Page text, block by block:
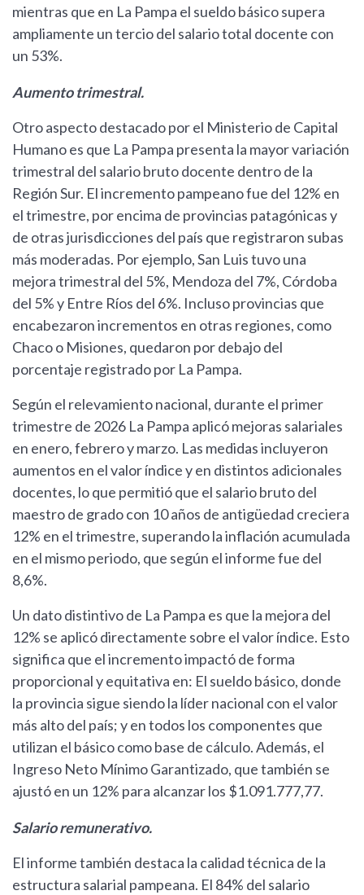
mientras que en La Pampa el sueldo básico supera
ampliamente un tercio del salario total docente con
un 53%.
Aumento trimestral.
Otro aspecto destacado por el Ministerio de Capital
Humano es que La Pampa presenta la mayor variación
trimestral del salario bruto docente dentro de la
Región Sur. El incremento pampeano fue del 12% en
el trimestre, por encima de provincias patagónicas y
de otras jurisdicciones del país que registraron subas
más moderadas. Por ejemplo, San Luis tuvo una
mejora trimestral del 5%, Mendoza del 7%, Córdoba
del 5% y Entre Ríos del 6%. Incluso provincias que
encabezaron incrementos en otras regiones, como
Chaco o Misiones, quedaron por debajo del
porcentaje registrado por La Pampa.
Según el relevamiento nacional, durante el primer
trimestre de 2026 La Pampa aplicó mejoras salariales
en enero, febrero y marzo. Las medidas incluyeron
aumentos en el valor índice y en distintos adicionales
docentes, lo que permitió que el salario bruto del
maestro de grado con 10 años de antigüedad creciera
12% en el trimestre, superando la inflación acumulada
en el mismo periodo, que según el informe fue del
8,6%.
Un dato distintivo de La Pampa es que la mejora del
12% se aplicó directamente sobre el valor índice. Esto
significa que el incremento impactó de forma
proporcional y equitativa en: El sueldo básico, donde
la provincia sigue siendo la líder nacional con el valor
más alto del país; y en todos los componentes que
utilizan el básico como base de cálculo. Además, el
Ingreso Neto Mínimo Garantizado, que también se
ajustó en un 12% para alcanzar los $1.091.777,77.
Salario remunerativo.
El informe también destaca la calidad técnica de la
estructura salarial pampeana. El 84% del salario